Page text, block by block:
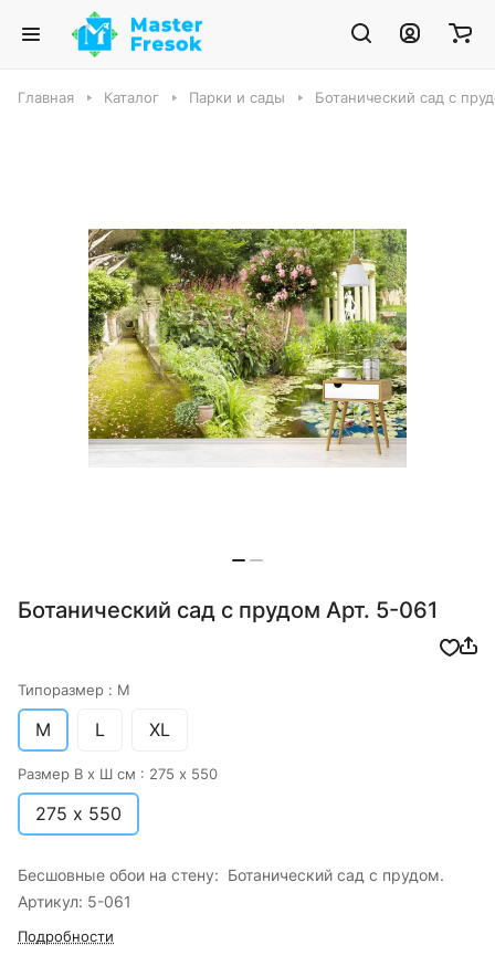
Главная Каталог Парки и сады Ботанический сад с
Ботанический сад с прудом Арт. 5-061
Типоразмер : M
M L XL
Размер В х Ш см : 275 х 550
275 х 550
Бесшовные обои на стену: Ботанический сад с прудом.
Артикул: 5-061
Подробности